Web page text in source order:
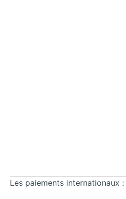
Les paiements internationaux